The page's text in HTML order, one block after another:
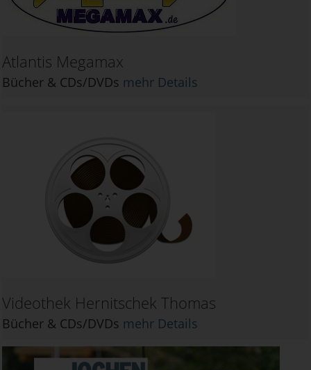
Atlantis Megamax
Bücher & CDs/DVDs mehr Details
Videothek Hernitschek Thomas
Bücher & CDs/DVDs mehr Details